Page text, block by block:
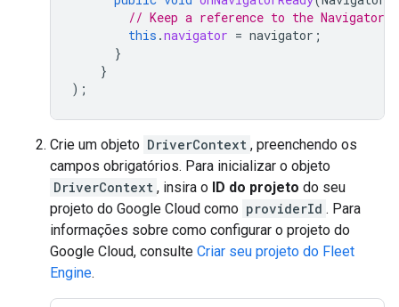
// Keep a reference to the Navigator
this .navigator = navigator ;
}
}
);
Crie um objeto DriverContext , preenchendo os
campos obrigatórios. Para inicializar o objeto
DriverContext , insira o ID do projeto do seu
projeto do Google Cloud como providerId . Para
informações sobre como configurar o projeto do
Google Cloud, consulte Criar seu projeto do Fleet
Engine.